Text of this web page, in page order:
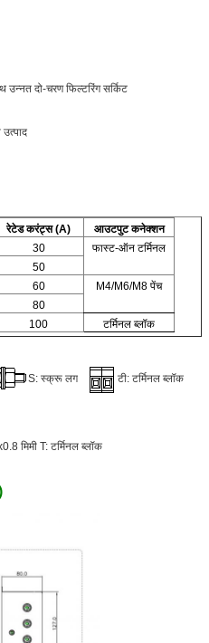
उन्नत दो-चरण फिल्टरिंग सर्किट
रेटेड करंट्स (A)
आउटपुट कनेक्शन
30
फास्ट-ऑन टर्मिनल
50
60
M4/M6/M8 पेंच
80
100 टर्मिनल ब्लॉक
S: स्क्रू लग टी: टर्मिनल ब्लॉक
मिमी T: टर्मिनल ब्लॉक